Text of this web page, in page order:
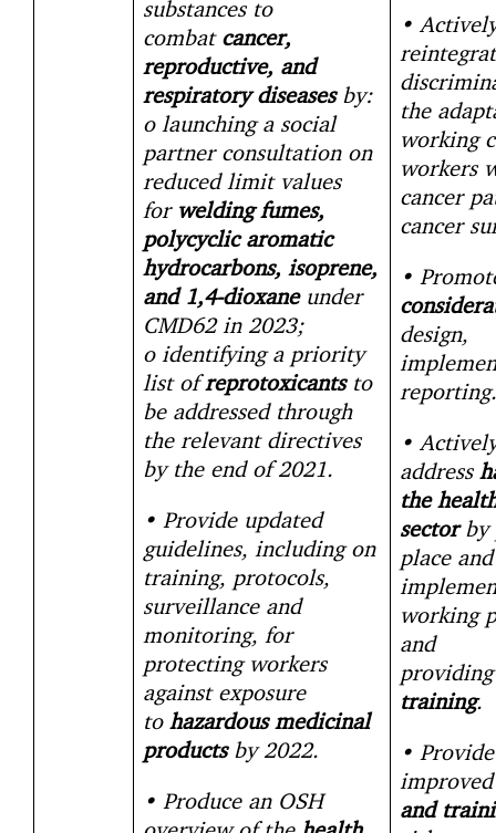
substances to
combat cancer,
reproductive, and
respiratory diseases by:
o launching a social
partner consultation on
reduced limit values
for welding fumes,
polycyclic aromatic
hydrocarbons, isoprene,
and 1,4-dioxane under
CMD62 in 2023;
o identifying a priority
list ofreprotoxicants to
be addressed through
the relevant directives
by the end of 2021.
• Provide updated
guidelines, including on
training, protocols,
surveillance and
monitoring, for
protecting workers
against exposure
to hazardous medicinal
products by 2022.
• Produce an OSH
•
the
working
workers
cancer
cancer
•
design,
reporting.
•
address
the
sectorby
place and
working
and
training.
• Provide
and